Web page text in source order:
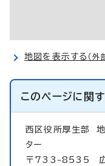
地図を表示する （外
このページに関
西区役所厚生部
ター
〒733-8535 広